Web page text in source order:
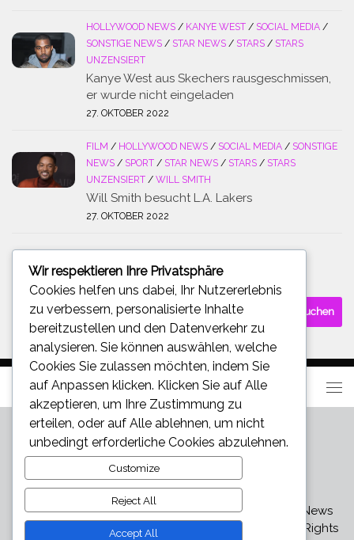
HOLLYWOOD NEWS / KANYE WEST / SOCIAL MEDIA /
SONSTIGE NEWS / STAR NEWS / STARS / STARS
UNZENSIERT
Kanye West aus Skechers rausgeschmissen,
er wurde nicht eingeladen
27. OKTOBER 2022
FILM / HOLLYWOOD NEWS / SOCIAL MEDIA / SONSTIGE
NEWS / SPORT / STAR NEWS / STARS / STARS
UNZENSIERT / WILL SMITH
Will Smith besucht L.A. Lakers
27. OKTOBER 2022
SUCHE
Suchen
nach:
Star und Promi News - Aktuelle Bilder, Videos und News
über den neuesten Klatsch und Tratsch © 2026. All Rights
Wir respektieren Ihre Privatsphäre
Cookies helfen uns dabei, Ihr Nutzererlebnis
zu verbessern, personalisierte Inhalte
bereitzustellen und den Datenverkehr zu
analysieren. Sie können auswählen, welche
Cookies Sie zulassen möchten, indem Sie
auf Anpassen klicken. Klicken Sie auf Alle
akzeptieren , um Ihre Zustimmung zu
erteilen, oder auf Alle ablehnen , um nicht
unbedingt erforderliche Cookies abzulehnen.
Customize
Reject All
Accept All